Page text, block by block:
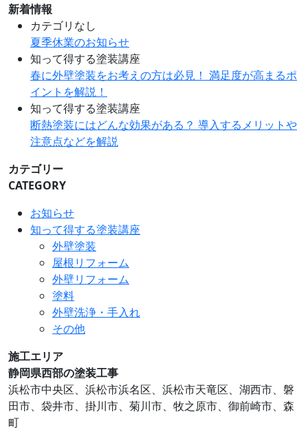
新着情報
カテゴリなし
夏季休業のお知らせ
知って得する塗装講座
春に外壁塗装をお考えの方は必見！ 満足度が高まるポ
イントを解説！
知って得する塗装講座
断熱塗装にはどんな効果がある？ 導入するメリットや
注意点などを解説
カテゴリー
CATEGORY
お知らせ
知って得する塗装講座
外壁塗装
屋根リフォーム
外壁リフォーム
塗料
外壁洗浄・手入れ
その他
施工エリア
静岡県西部の塗装工事
浜松市中央区、浜松市浜名区、浜松市天竜区、湖⻄市、磐
田市、袋井市、掛川市、菊川市、牧之原市、御前崎市、森
町